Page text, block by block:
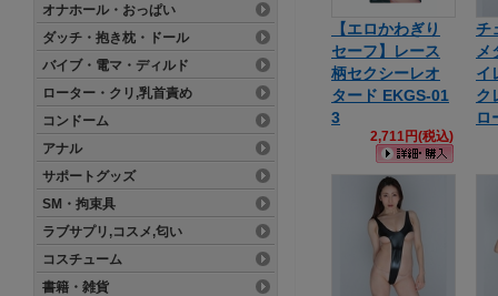
【エロかわぎり
セーフ】レース
柄セクシーレオ
タード EKGS-01
3
2,711円(税込)
チ
メ
イ
ク
ロ
オナホール・おっぱい
ダッチ・抱き枕・ドール
バイブ・電マ・ディルド
ローター・クリ,乳首責め
コンドーム
アナル
サポートグッズ
SM・拘束具
ラブサプリ,コスメ,匂い
コスチューム
書籍・雑貨